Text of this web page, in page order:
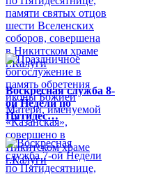
Воскресная служба 8-
ой Недели по
Пятидес…